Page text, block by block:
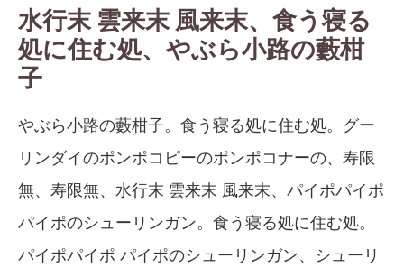
水行末 雲来末 風来末、食う寝る
処に住む処、やぶら小路の藪柑
子
やぶら小路の藪柑子。食う寝る処に住む処。グー
リンダイのポンポコピーのポンポコナーの、寿限
無、寿限無、水行末 雲来末 風来末、パイポパイポ
パイポのシューリンガン。食う寝る処に住む処。
パイポパイポ パイポのシューリンガン、シューリ